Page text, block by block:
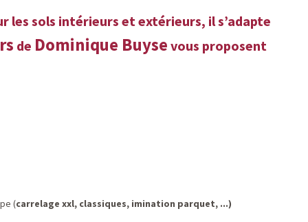
sols intérieurs et extérieurs, il s’adapte
de Dominique Buyse vous proposent
(carrelage xxl, classiques, imination parquet, ...)